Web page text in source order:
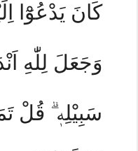
كَانَ يَدْعُوْٓا
وَجَعَلَ لِلّٰهِ
سَبِيْلِهٖ ۗ قُلْ